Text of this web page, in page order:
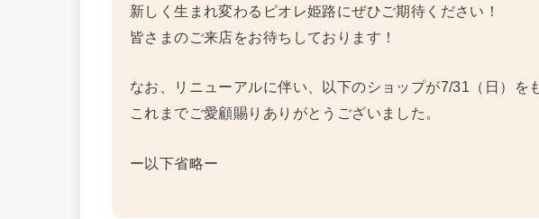
新しく生まれ変わるピオレ姫路にぜひご期待ください！
皆さまのご来店をお待ちしております！
なお、リニューアルに伴い、以下のショップが7/31（日）を
これまでご愛顧賜りありがとうございました。
ー以下省略ー